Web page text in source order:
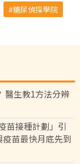
糖尿偵探學院
醫生教1方法分辨
苗接種計劃」引
苗最快月底先到